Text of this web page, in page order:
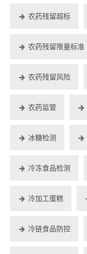
农药残留超标
农药残留限量标准
农药残留风险
农药监管
冰糖检测
冷冻食品检测
冷加工蛋糕
冷链食品防控